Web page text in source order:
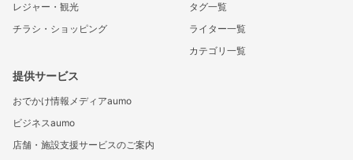
レジャー・観光
チラシ・ショッピング
タグ一覧
ライター一覧
カテゴリ一覧
提供サービス
おでかけ情報メディアaumo
ビジネスaumo
店舗・施設支援サービスのご案内